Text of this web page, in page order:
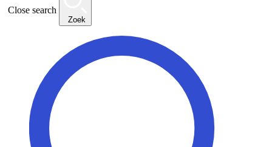
Close search
Zoek